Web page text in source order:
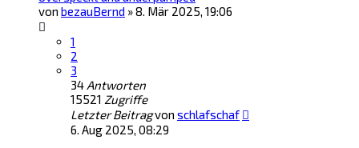
von bezauBernd »8. Mär 2025, 19:06
1
2
3
34 Antworten
15521 Zugriffe
Letzter Beitragvon schlafschaf
6. Aug 2025, 08:29